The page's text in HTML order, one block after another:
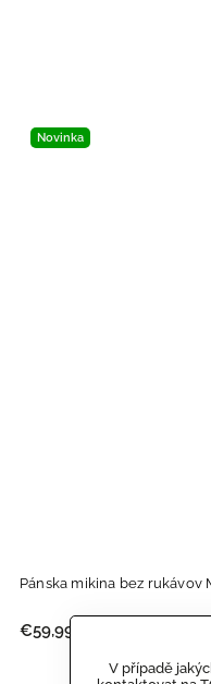
V případě
Novinka
Pánska mikina bez rukávov
€59,99